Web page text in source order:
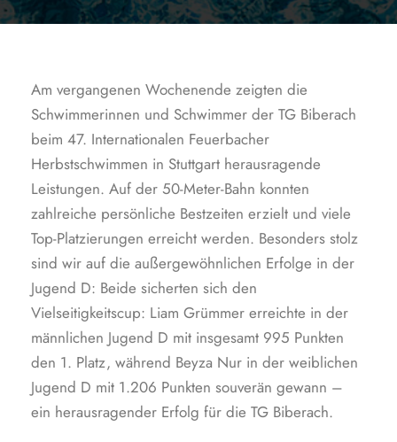
Am vergangenen Wochenende zeigten die
Schwimmerinnen und Schwimmer der TG Biberach
beim 47. Internationalen Feuerbacher
Herbstschwimmen in Stuttgart herausragende
Leistungen. Auf der 50-Meter-Bahn konnten
zahlreiche persönliche Bestzeiten erzielt und viele
Top-Platzierungen erreicht werden. Besonders stolz
sind wir auf die außergewöhnlichen Erfolge in der
Jugend D: Beide sicherten sich den
Vielseitigkeitscup: Liam Grümmer erreichte in der
männlichen Jugend D mit insgesamt 995 Punkten
den 1. Platz, während Beyza Nur in der weiblichen
Jugend D mit 1.206 Punkten souverän gewann –
ein herausragender Erfolg für die TG Biberach.